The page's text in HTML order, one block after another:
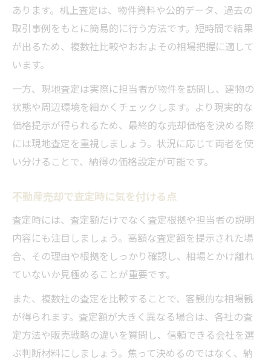
あります。机上査定は、物件資料や公的データ、過去の
取引事例をもとに簡易的に行う方法です。短時間で結果
が出るため、複数社比較やおおよその相場把握に適して
います。
一方、現地査定は実際に担当者が物件を訪問し、建物の
状態や周辺環境を細かくチェックします。より現実的な
価格提示が得られるため、最終的な売却価格を決める際
には現地査定を重視しましょう。状況に応じて両者を使
い分けることで、納得の価格設定が可能です。
不動産売却で査定時に気を付ける点
査定時には、査定額だけでなく査定根拠や担当者の説明
内容にも注目しましょう。高額な査定額を提示された場
合、その理由や根拠をしっかり確認し、相場とかけ離れ
ていないか見極めることが重要です。
また、複数社の査定を比較することで、客観的な相場観
が得られます。査定額が大きく異なる場合は、各社の査
定方法や販売戦略の違いを質問し、信頼できる会社を選
ぶ判断材料にしましょう。焦って決めるのではなく、納